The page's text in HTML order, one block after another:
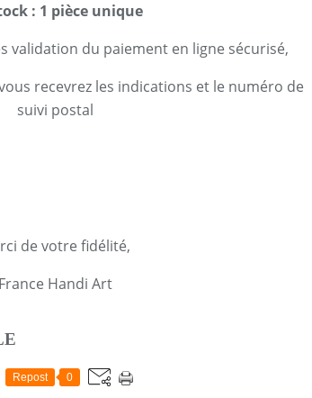
: 1 pièce unique
validation du paiement en ligne sécurisé,
recevrez les indications et le numéro de
suivi postal
de votre fidélité,
France Handi Art
Repost 0